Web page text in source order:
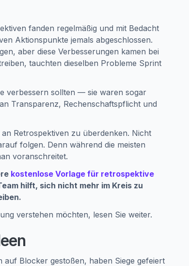
fanden regelmäßig und mit Bedacht
Aktionspunkte jemals abgeschlossen.
aber diese Verbesserungen kamen bei
tauchten dieselben Probleme Sprint
verbessern sollten — sie waren sogar
Transparenz, Rechenschaftspflicht und
Retrospektiven zu überdenken. Nicht
folgen. Denn während die meisten
voranschreitet.
kostenlose Vorlage für retrospektive
hilft, sich nicht mehr im Kreis zu
verstehen möchten, lesen Sie weiter.
Blocker gestoßen, haben Siege gefeiert